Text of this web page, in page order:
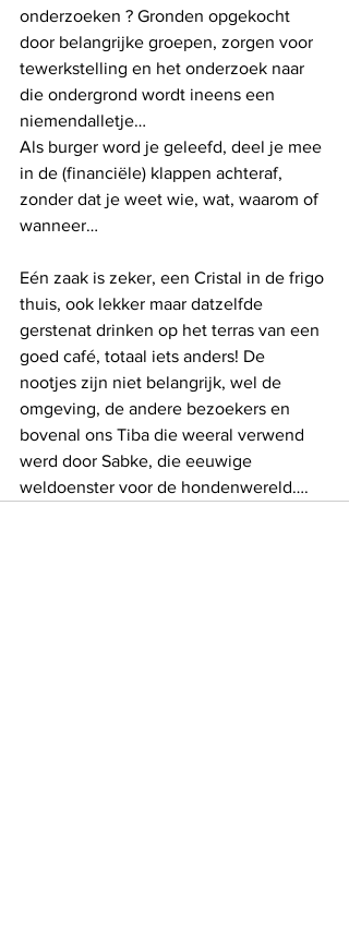
onderzoeken ? Gronden opgekocht
door belangrijke groepen, zorgen voor
tewerkstelling en het onderzoek naar
die ondergrond wordt ineens een
niemendalletje…
Als burger word je geleefd, deel je mee
in de (financiële) klappen achteraf,
zonder dat je weet wie, wat, waarom of
wanneer…
Eén zaak is zeker, een Cristal in de frigo
thuis, ook lekker maar datzelfde
gerstenat drinken op het terras van een
goed café, totaal iets anders! De
nootjes zijn niet belangrijk, wel de
omgeving, de andere bezoekers en
bovenal ons Tiba die weeral verwend
werd door Sabke, die eeuwige
weldoenster voor de hondenwereld….